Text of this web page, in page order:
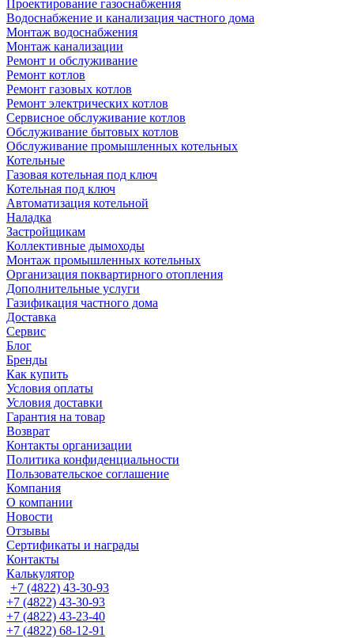
Проектирование газоснабжения
Водоснабжение и канализация частного дома
Монтаж водоснабжения
Монтаж канализации
Ремонт и обслуживание
Ремонт котлов
Ремонт газовых котлов
Ремонт электрических котлов
Сервисное обслуживание котлов
Обслуживание бытовых котлов
Обслуживание промышленных котельных
Котельные
Газовая котельная под ключ
Котельная под ключ
Автоматизация котельной
Наладка
Застройщикам
Коллективные дымоходы
Монтаж промышленных котельных
Организация поквартирного отопления
Дополнительные услуги
Газификация частного дома
Доставка
Сервис
Блог
Бренды
Как купить
Условия оплаты
Условия доставки
Гарантия на товар
Возврат
Контакты организации
Политика конфиденциальности
Пользовательское соглашение
Компания
О компании
Новости
Отзывы
Сертификаты и награды
Контакты
Калькулятор
+7 (4822) 43-30-93
+7 (4822) 43-30-93
+7 (4822) 43-23-40
+7 (4822) 68-12-91